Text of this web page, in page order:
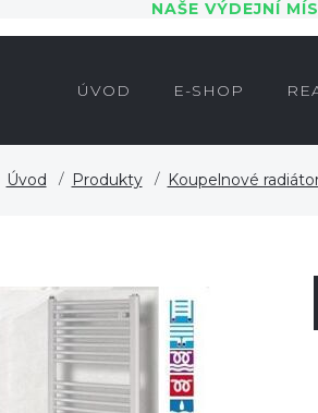
NAŠE VÝDEJNÍ
ÚVOD E-SHOP
Úvod Produkty Koupelnové